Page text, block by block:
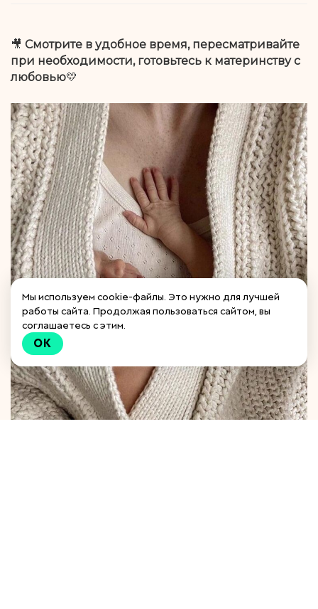
🎥 Смотрите в удобное время, пересматривайте
при необходимости, готовьтесь к материнству с
любовью💛
Мы используем cookie-файлы. Это нужно для лучшей
работы сайта. Продолжая пользоваться сайтом, вы
соглашаетесь с этим.
OK